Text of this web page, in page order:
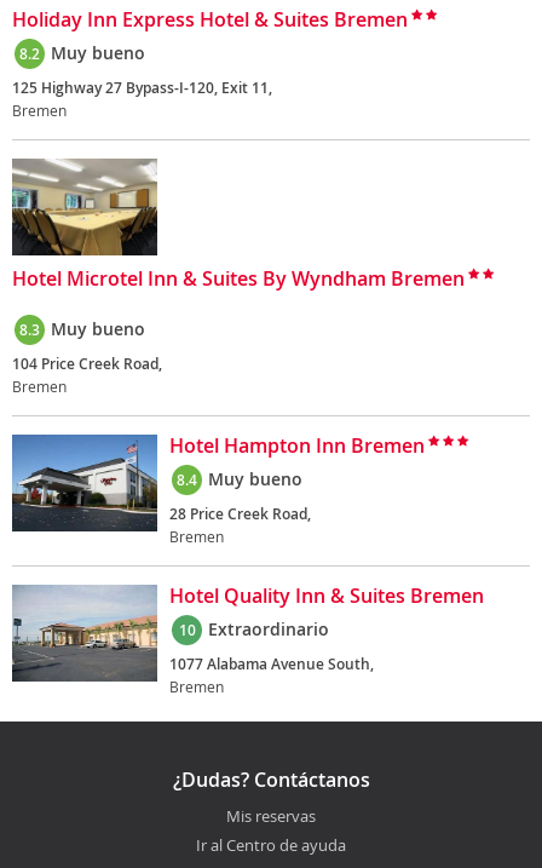
Holiday Inn Express Hotel & Suites Bremen
8.2 Muy bueno
125 Highway 27 Bypass-I-120, Exit 11,
Bremen
Hotel Microtel Inn & Suites By Wyndham Bremen
8.3 Muy bueno
104 Price Creek Road,
Bremen
Hotel Hampton Inn Bremen
8.4 Muy bueno
28 Price Creek Road,
Bremen
Hotel Quality Inn & Suites Bremen
10 Extraordinario
1077 Alabama Avenue South,
Bremen
¿Dudas? Contáctanos
Mis reservas
Ir al Centro de ayuda